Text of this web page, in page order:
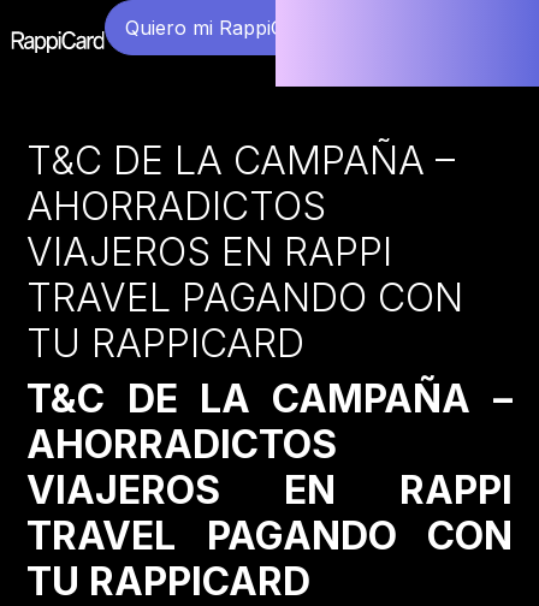
Quiero mi RappiCard
T&C DE LA CAMPAÑA –
AHORRADICTOS
VIAJEROS EN RAPPI
TRAVEL PAGANDO CON
TU RAPPICARD
T&C DE LA CAMPAÑA –
AHORRADICTOS
VIAJEROS EN RAPPI
TRAVEL PAGANDO CON
TU RAPPICARD